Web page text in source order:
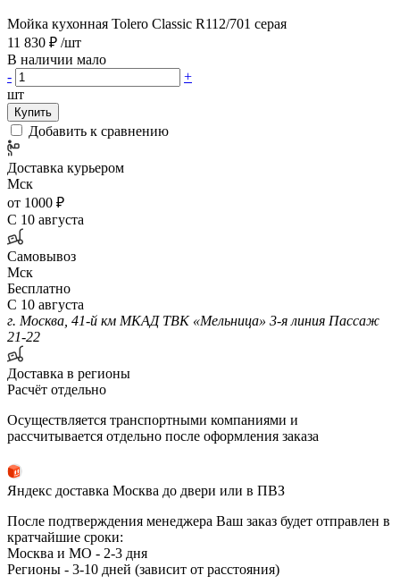
Мойка кухонная Tolero Classic R112/701 cерая
11 830 ₽ /шт
В наличии мало
-
+
шт
Купить
Добавить к сравнению
Доставка курьером
Мск
от 1000 ₽
С 10 августа
Самовывоз
Мск
Бесплатно
С 10 августа
г. Москва, 41-й км МКАД ТВК «Мельница» 3-я линия Пассаж
21-22
Доставка в регионы
Расчёт отдельно
Осуществляется транспортными компаниями и
рассчитывается отдельно после оформления заказа
Яндекс доставка Москва до двери или в ПВЗ
После подтверждения менеджера Ваш заказ будет отправлен в
кратчайшие сроки:
Москва и МО - 2-3 дня
Регионы - 3-10 дней (зависит от расстояния)